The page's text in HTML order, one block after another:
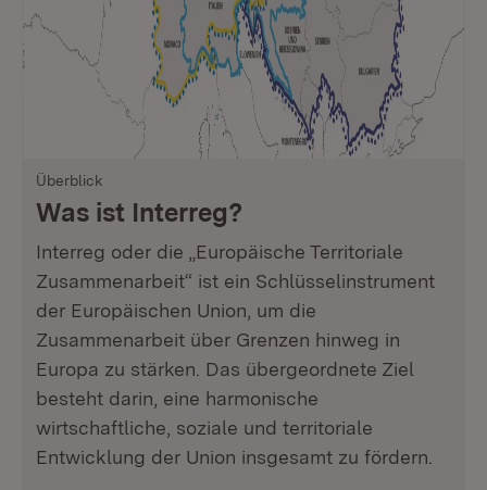
Überblick
Was ist Interreg?
Interreg oder die „Europäische Territoriale
Zusammenarbeit“ ist ein Schlüsselinstrument
der Europäischen Union, um die
Zusammenarbeit über Grenzen hinweg in
Europa zu stärken. Das übergeordnete Ziel
besteht darin, eine harmonische
wirtschaftliche, soziale und territoriale
Entwicklung der Union insgesamt zu fördern.